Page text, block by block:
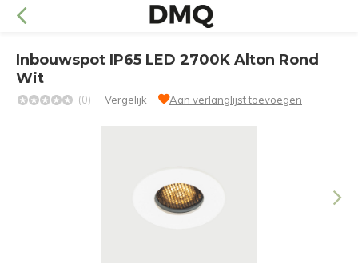
Inbouwspot IP65 LED 2700K Alton Rond
Wit
(0) Vergelijk Aan verlanglijst toevoegen